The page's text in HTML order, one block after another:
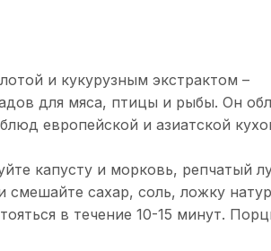
и кукурузным экстрактом –
для мяса, птицы и рыбы. Он
европейской и азиатской
капусту и морковь, репчатый
сахар, соль, ложку
в течение 10-15 минут.